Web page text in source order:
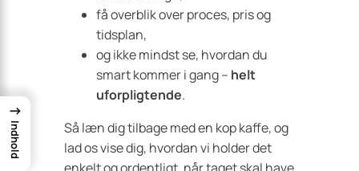
få overblik over proces, pris og
tidsplan,
og ikke mindst se, hvordan du
smart kommer i gang – helt
uforpligtende.
Så læn dig tilbage med en kop kaffe, og
lad os vise dig, hvordan vi holder det
→
Indhold